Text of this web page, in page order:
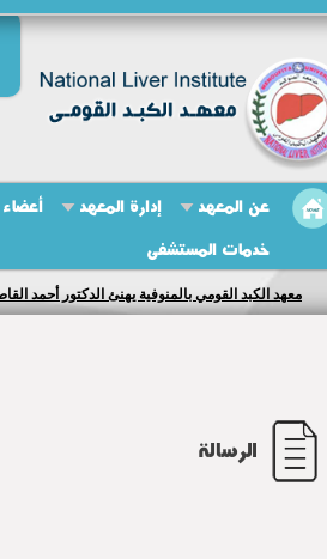
عن المعهد إدارة المعهد
خدمات المستشفى
معهد الكبد القومي بالمنوفية يهنئ الدكتور أحمد
الرسالة